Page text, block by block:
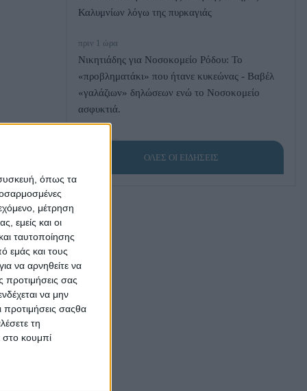
όπως τα
μέτρηση
εμείς και οι
ταυτοποίησης
εμάς και τους
να αρνηθείτε να
προτιμήσεις σας
να μην
προτιμήσεις σαςθα
τη
στο κουμπί
Καλυμνίων λόγω της πυρκαγιάς
πριν 1 ώρα
Νικητιάδης για Νοσοκομείο Ρόδου: Το
«προβληματάκι» που ήτανε κυκεώνας - Βαβέλ
«γαλάζιων» δηλώσεων ενώ το Νοσοκομείο
ασφυκτιά.
πριν 1 ώρα
Μπάσκετ: Παραμένει στον Διαγόρα ο Μιχάλης
Χατζηγεωργίου
πριν 1 ώρα
ΟΛΕΣ ΟΙ ΕΙΔΗΣΕΙΣ